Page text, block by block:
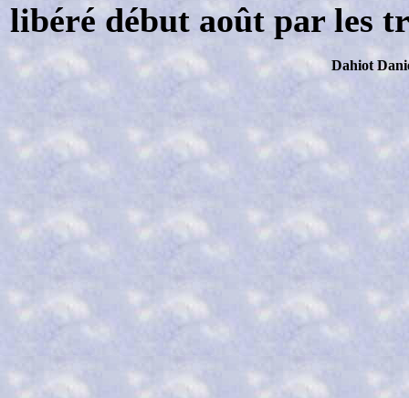
libéré début août par les
Dahiot